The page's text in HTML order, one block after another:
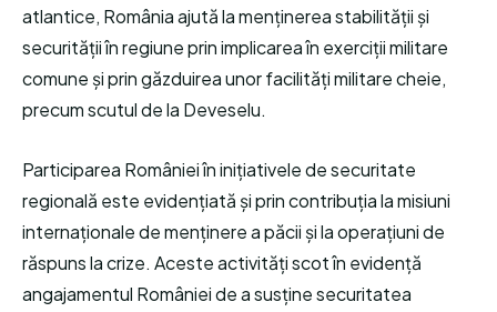
atlantice, România ajută la menținerea stabilității și
securității în regiune prin implicarea în exerciții militare
comune și prin găzduirea unor facilități militare cheie,
precum scutul de la Deveselu.
Participarea României în inițiativele de securitate
regională este evidențiată și prin contribuția la misiuni
internaționale de menținere a păcii și la operațiuni de
răspuns la crize. Aceste activități scot în evidență
angajamentul României de a susține securitatea